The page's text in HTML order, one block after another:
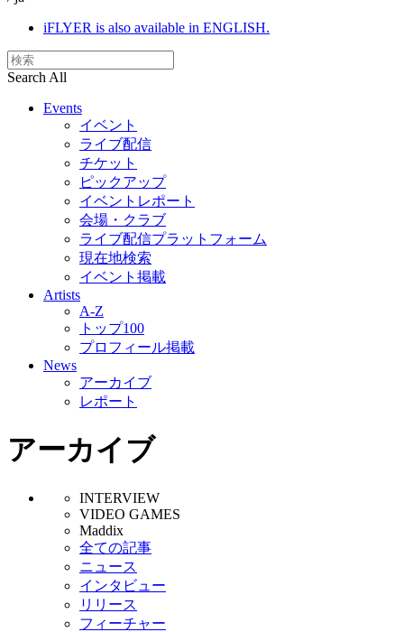
iFLYER is also available in ENGLISH.
Search All
Events
イベント
ライブ配信
チケット
ピックアップ
イベントレポート
会場・クラブ
ライブ配信プラットフォーム
現在地検索
イベント掲載
Artists
A-Z
トップ100
プロフィール掲載
News
アーカイブ
レポート
アーカイブ
INTERVIEW
VIDEO GAMES
Maddix
全ての記事
ニュース
インタビュー
リリース
フィーチャー